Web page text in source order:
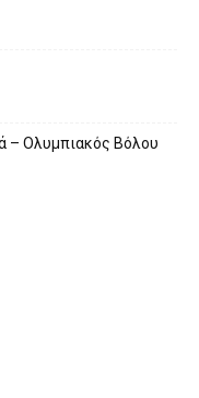
– Ολυμπιακός Βόλου